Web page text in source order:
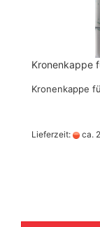
Kronenkappe
Kronenkappe
Lieferzeit: ca.